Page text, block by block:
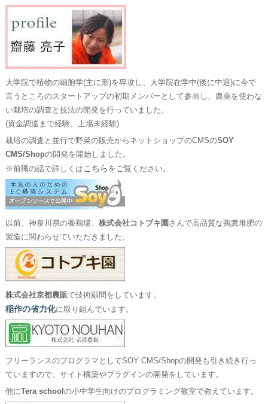
大学院で植物の細胞学(主に形)を専攻し、大学院在学中(後に中退)に今で
言うところのスタートアップの初期メンバーとして参画し、農薬を使わな
い栽培の調査と技法の開発を行っていました。
(資金調達まで経験。上場未経験)
栽培の調査と並行で野菜の販売からネットショップのCMSのSOY
CMS/Shopの開発を開始しました。
※前職の話で詳しくは こちら をご覧ください。
以前、神奈川県の養鶏場、 株式会社コトブキ園 さんで高品質な鶏糞堆肥の
製造に関わらせていただきました。
株式会社京都農販で技術顧問をしています。
稲作の省力化に取り組んでいます。
フリーランスのプログラマとしてSOY CMS/Shopの開発も引き続き行っ
ていますので、サイト構築やプラグインの開発をしています。
他にTera school の小中学生向けのプログラミング教室で教えています。